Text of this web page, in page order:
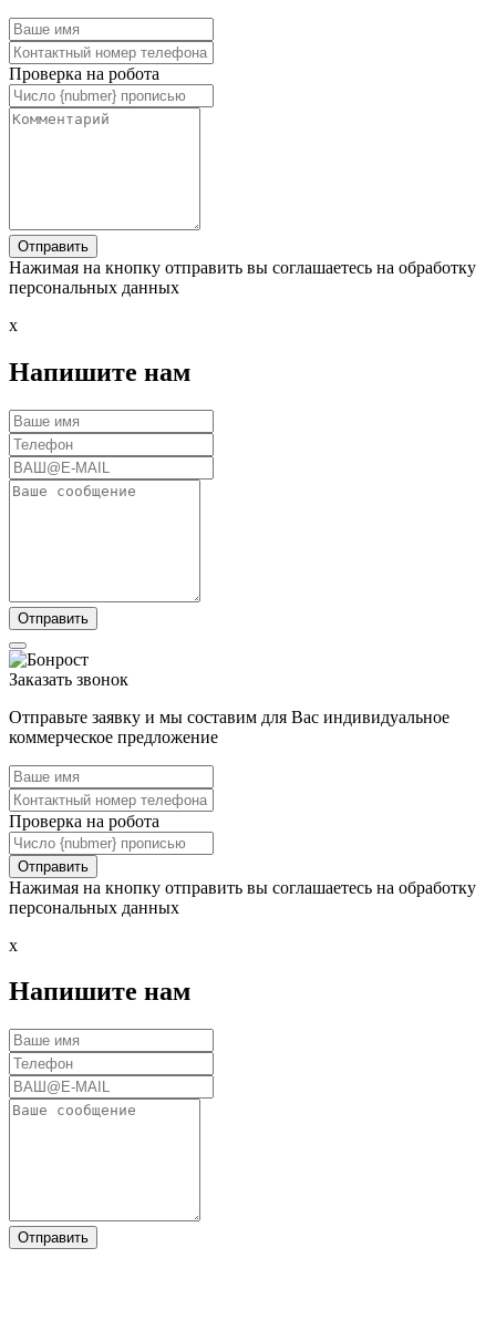
Проверка на робота
Нажимая на кнопку отправить вы соглашаетесь на обработку
персональных данных
x
Напишите нам
Заказать звонок
Отправьте заявку и мы составим для Вас индивидуальное
коммерческое предложение
Проверка на робота
Нажимая на кнопку отправить вы соглашаетесь на обработку
персональных данных
x
Напишите нам